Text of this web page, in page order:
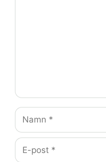
Namn
E-
post